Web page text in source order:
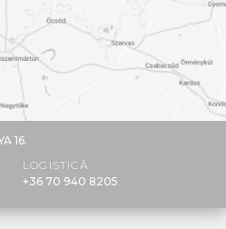
16.
LOGISTICĂ
+36 70 940 8205